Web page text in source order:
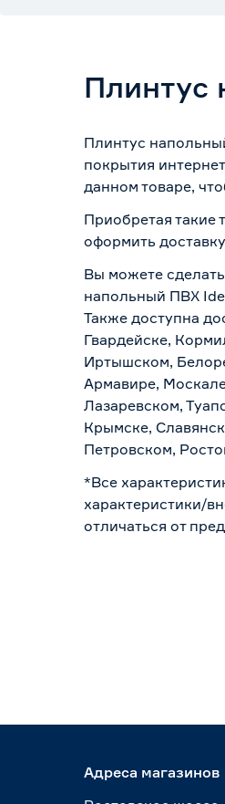
Плинтус
Плинтус
покрытия
данном товаре,
Приобретая
оформить
Вы можете
напольный ПВХ
Также доступна
Гвардейске,
Иртышском,
Армавире,
Лазаревском,
Крымске,
Петровском,
*Все
характеристики/
отличаться от
Адреса магазинов